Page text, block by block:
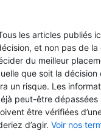
les articles publiés
et non pas de la
du meilleur
que soit la décision
un risque. Les
peut-être dépassées
être vérifiées
d’agir. Voir nos